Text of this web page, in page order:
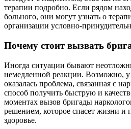
терапии подробно. Если рядом
больного, они могут узнать о
организации условно-
Почему стоит вызвать
Иногда ситуации бывают
немедленной реакции. Возможно,
оказалась проблема, связанная с
способ получить быструю и
моментах вызов бригады
решением, которое спасет жизни и
здоровье.